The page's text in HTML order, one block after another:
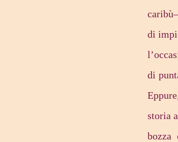
di
di
storia